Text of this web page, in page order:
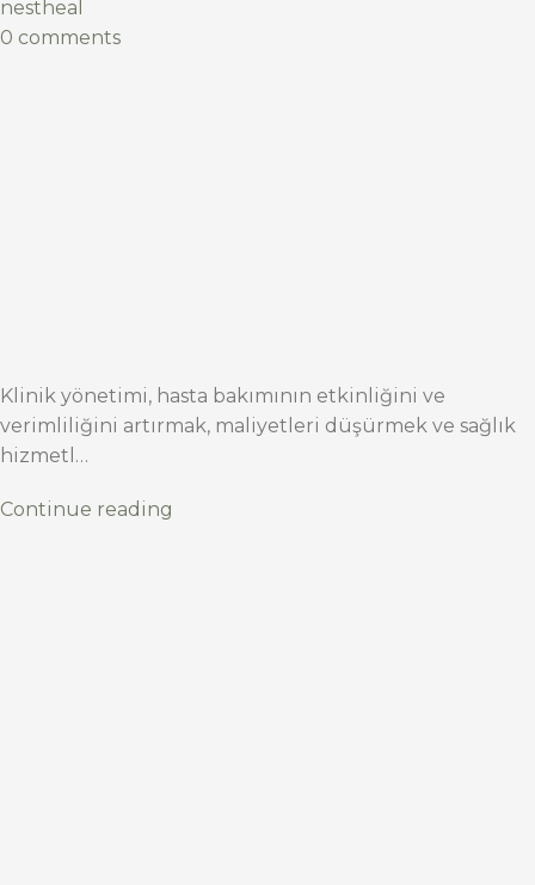
nestheal
0 comments
Klinik yönetimi, hasta bakımının etkinliğini ve
verimliliğini artırmak, maliyetleri düşürmek ve sağlık
hizmetl…
Continue reading